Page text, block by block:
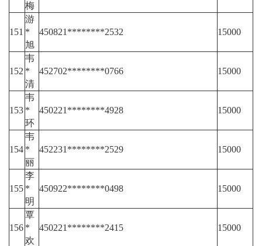
梅
151
游
*
旭
450821********2532 15000
152
韦
*
清
452702********0766 15000
153
韦
*
环
450221********4928 15000
154
韦
*
丽
452231********2529 15000
155
李
*
明
450922********0498 15000
156
覃
*
欢
450221********2415 15000